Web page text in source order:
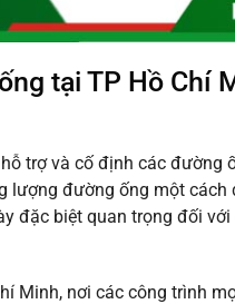
tại TP Hồ Chí
trợ và cố định các
lượng đường ống một
đặc biệt quan trọng đối
Minh, nơi các công trình